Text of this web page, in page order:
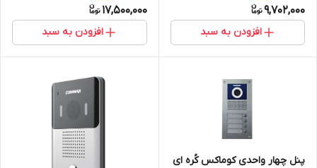
9,702,000
افزودن به سبد
17,500,000
افزودن به سبد
پنل چهار واحدی کوماکس کُره ای